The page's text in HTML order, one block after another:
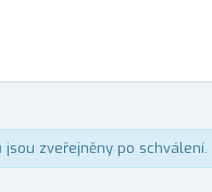
zveřejněny po schválení.